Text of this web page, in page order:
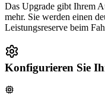
Das Upgrade gibt Ihrem
mehr. Sie werden einen
Leistungsreserve beim
Konfigurieren Sie